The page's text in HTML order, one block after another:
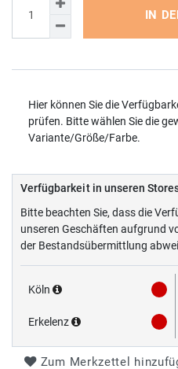
IN
Hier können Sie die
prüfen. Bitte wählen Sie die
Variante/Größe/Farbe.
Verfügbarkeit in unseren
Bitte beachten Sie, dass die
unseren Geschäften aufgrund
der Bestandsübermittlung
Köln
Erkelenz
Zum Merkzettel